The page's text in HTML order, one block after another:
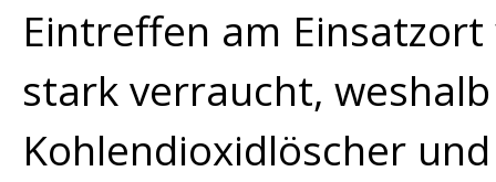
Eintreffen am
stark verraucht,
Kohlendioxidlöscher